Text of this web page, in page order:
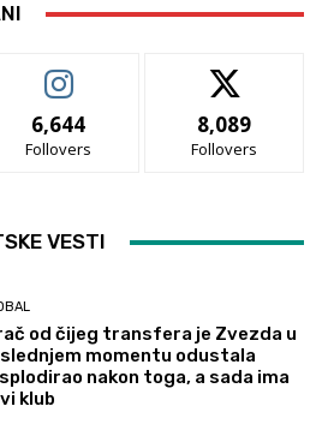
6,644
Follovers
8,089
Follovers
VESTI
od čijeg transfera je Zvezda u
momentu odustala
nakon toga, a sada ima
klub